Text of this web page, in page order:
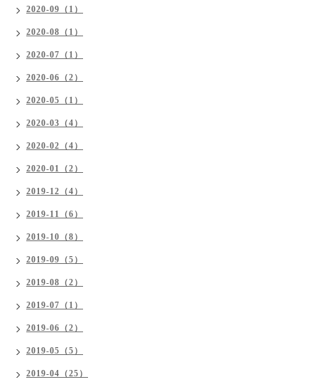
2020-09（1）
2020-08（1）
2020-07（1）
2020-06（2）
2020-05（1）
2020-03（4）
2020-02（4）
2020-01（2）
2019-12（4）
2019-11（6）
2019-10（8）
2019-09（5）
2019-08（2）
2019-07（1）
2019-06（2）
2019-05（5）
2019-04（25）